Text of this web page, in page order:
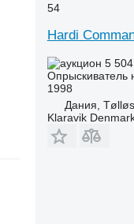
54
Hardi
5
Опрыскиватель
1998
Дания,
Klaravik